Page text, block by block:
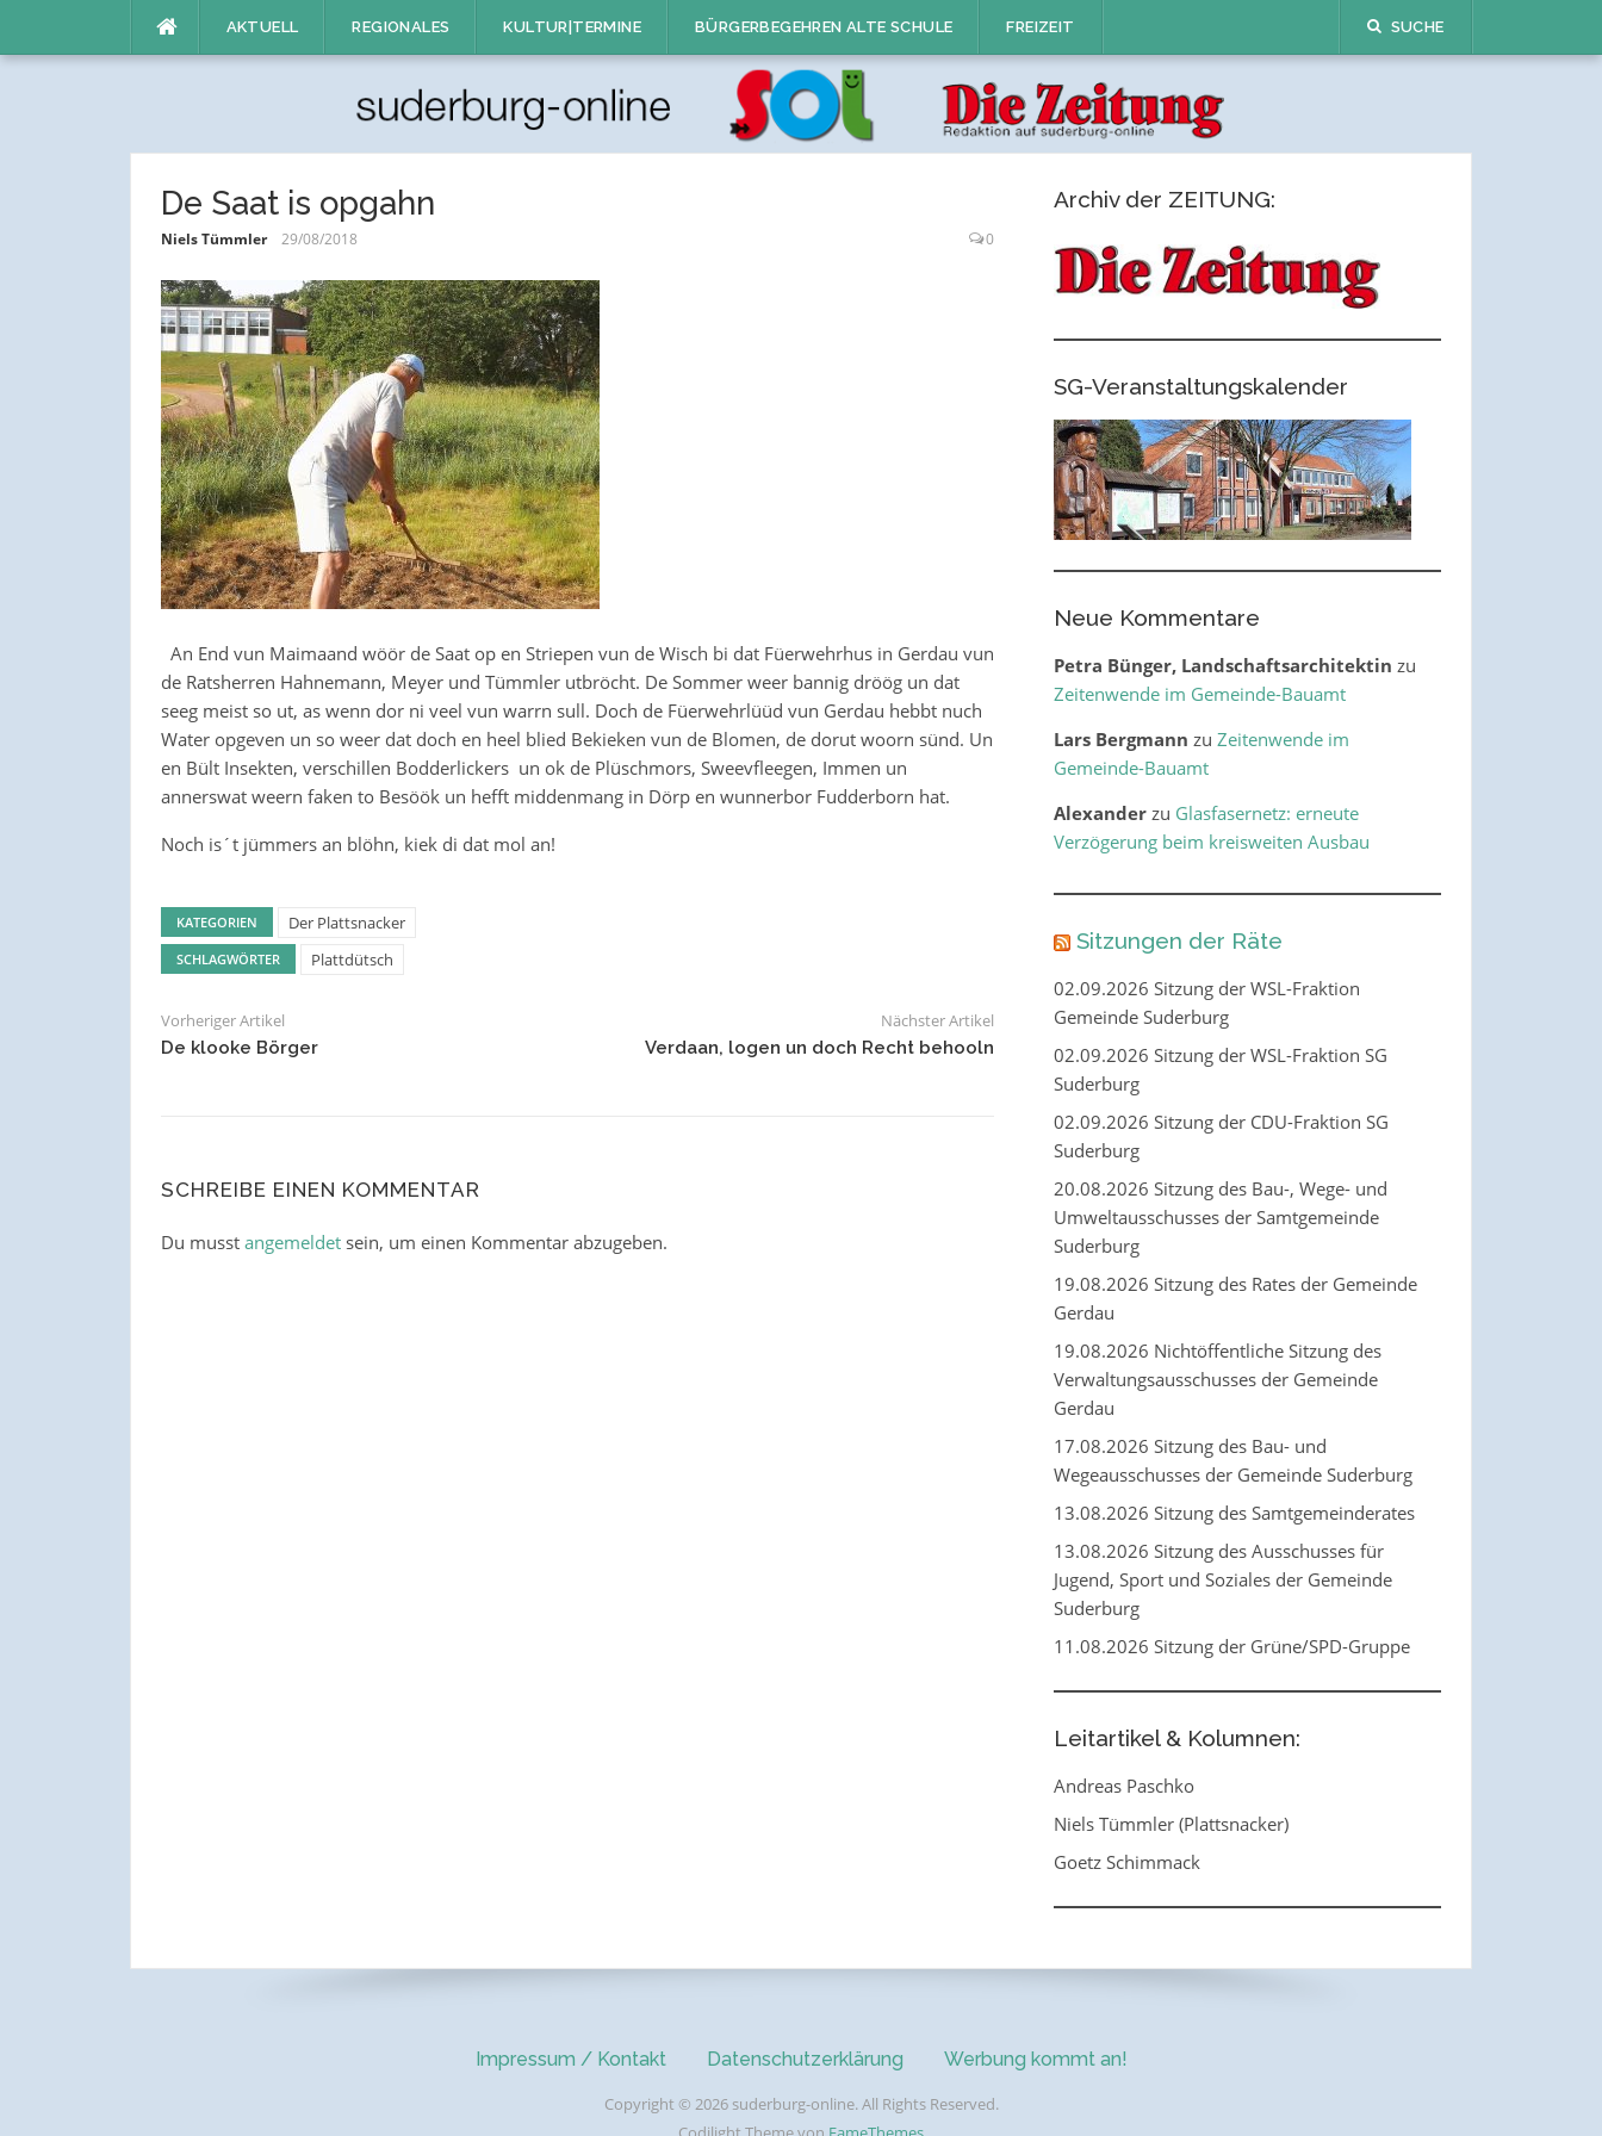
AKTUELL REGIONALES KULTUR|TERMINE BÜRGERBEGEHREN ALTE SCHULE FREIZEIT SUCHE
De Saat is opgahn
Niels Tümmler 29/08/2018 0
An End vun Maimaand wöör de Saat op en Striepen vun de Wisch bi dat Füerwehrhus in Gerdau vun
de Ratsherren Hahnemann, Meyer und Tümmler utbröcht. De Sommer weer bannig dröög un dat
seeg meist so ut, as wenn dor ni veel vun warrn sull. Doch de Füerwehrlüüd vun Gerdau hebbt nuch
Water opgeven un so weer dat doch en heel blied Bekieken vun de Blomen, de dorut woorn sünd. Un
en Bült Insekten, verschillen Bodderlickers un ok de Plüschmors, Sweevfleegen, Immen un
annerswat weern faken to Besöök un hefft middenmang in Dörp en wunnerbor Fudderborn hat.
Noch is´t jümmers an blöhn, kiek di dat mol an!
KATEGORIEN Der Plattsnacker
SCHLAGWÖRTER Plattdütsch
Vorheriger Artikel
De klooke Börger
Nächster Artikel
Verdaan, logen un doch Recht behooln
SCHREIBE EINEN KOMMENTAR
Du musst angemeldetsein, um einen Kommentar abzugeben.
Archiv der ZEITUNG:
SG-Veranstaltungskalender
Neue Kommentare
Petra Bünger, Landschaftsarchitektin zu
Zeitenwende im Gemeinde-Bauamt
Lars Bergmann zu Zeitenwende im
Gemeinde-Bauamt
Alexanderzu Glasfasernetz: erneute
Verzögerung beim kreisweiten Ausbau
Sitzungen der Räte
02.09.2026 Sitzung der WSL-Fraktion
Gemeinde Suderburg
02.09.2026 Sitzung der WSL-Fraktion SG
Suderburg
02.09.2026 Sitzung der CDU-Fraktion SG
Suderburg
20.08.2026 Sitzung des Bau-, Wege- und
Umweltausschusses der Samtgemeinde
Suderburg
19.08.2026 Sitzung des Rates der Gemeinde
Gerdau
19.08.2026 Nichtöffentliche Sitzung des
Verwaltungsausschusses der Gemeinde
Gerdau
17.08.2026 Sitzung des Bau- und
Wegeausschusses der Gemeinde Suderburg
13.08.2026 Sitzung des Samtgemeinderates
13.08.2026 Sitzung des Ausschusses für
Jugend, Sport und Soziales der Gemeinde
Suderburg
11.08.2026 Sitzung der Grüne/SPD-Gruppe
Leitartikel & Kolumnen:
Andreas Paschko
Niels Tümmler (Plattsnacker)
Goetz Schimmack
Impressum / Kontakt Datenschutzerklärung Werbung kommt an!
Copyright © 2026 suderburg-online. All Rights Reserved.